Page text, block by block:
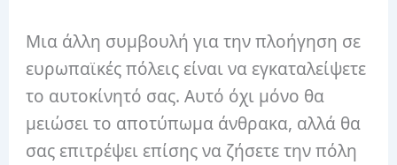
Μια άλλη συμβουλή για την πλοήγηση σε
ευρωπαϊκές πόλεις είναι να εγκαταλείψετε
το αυτοκίνητό σας. Αυτό όχι μόνο θα
μειώσει το αποτύπωμα άνθρακα, αλλά θα
σας επιτρέψει επίσης να ζήσετε την πόλη